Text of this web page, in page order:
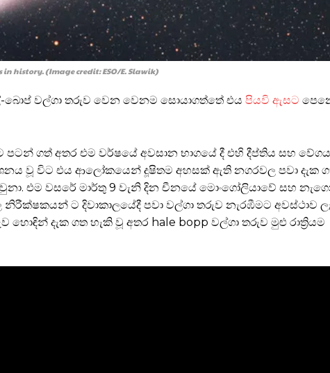
in history. (Image credit: ESO/E. Slawik)
බොප් වල්ගා තරුව වෙන වෙනම සොයාගත්තේ එය පියවි ඇසට
පටන් ගත් අතර එම වර්ෂයේ අවසාන භාගයේ දී එහි දීප්තිය සහ
වූ විට එය ආලෝකයෙන් දූෂිතම අහසක් ඇති නගරවල පවා දැක
එම වසරේ මාර්තු 9 වැනි දින චීනයේ මොංගෝලියාවේ සහ
ට දිවාකාලයේදී පවා වල්ගා තරුව නැරඹීමට අවස්ථාව
දැක ගත හැකි වූ අතර hale bopp වල්ගා තරුව මුළු